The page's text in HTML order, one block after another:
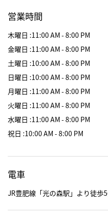
営業時間
木曜日 :11:00 AM - 8:00 PM
金曜日 :11:00 AM - 8:00 PM
土曜日 :10:00 AM - 8:00 PM
日曜日 :10:00 AM - 8:00 PM
月曜日 :11:00 AM - 8:00 PM
火曜日 :11:00 AM - 8:00 PM
水曜日 :11:00 AM - 8:00 PM
祝日 :10:00 AM - 8:00 PM
電車
JR豊肥線「光の森駅」より徒歩